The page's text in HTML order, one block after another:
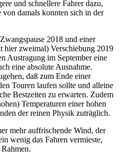
und schnellere Fahrer dazu,
von damals konnten sich in der
2018 und einer
hier zweimal) Verschiebung 2019
Austragung im September eine
eine absolute Ausnahme.
daß zum Ende einer
Touren laufen sollte und alleine
Bestzeiten zu erwarten. Zudem
Temperaturen einer hohen
der reinen Physik zuträglich.
mehr auffrischende Wind, der
wenig das Fahren vermieste,